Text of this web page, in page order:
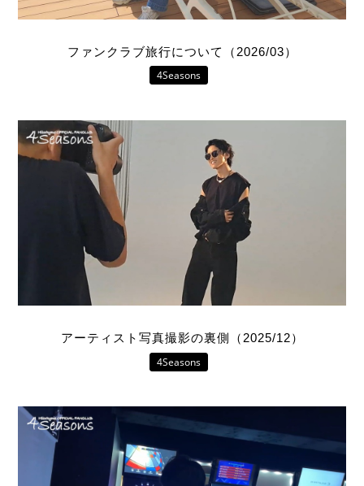
ファンクラブ旅行について（2026/03）
4Seasons
アーティスト写真撮影の裏側（2025/12）
4Seasons